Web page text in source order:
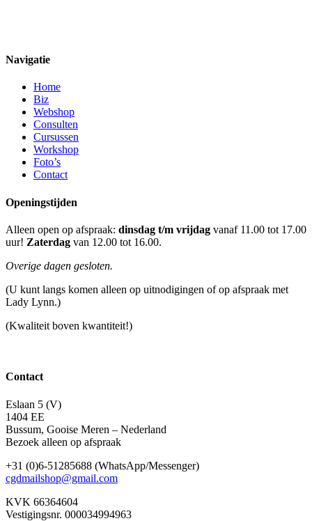
Navigatie
Home
Biz
Webshop
Consulten
Cursussen
Workshop
Foto’s
Contact
Openingstijden
Alleen open op afspraak: dinsdag t/m vrijdag vanaf 11.00 tot 17.00
uur! Zaterdag van 12.00 tot 16.00.
Overige dagen gesloten.
(U kunt langs komen alleen op uitnodigingen of op afspraak met
Lady Lynn.)
(Kwaliteit boven kwantiteit!)
Contact
Eslaan 5 (V)
1404 EE
Bussum, Gooise Meren – Nederland
Bezoek alleen op afspraak
+31 (0)6-51285688 (WhatsApp/Messenger)
cgdmailshop@gmail.com
KVK 66364604
Vestigingsnr. 000034994963